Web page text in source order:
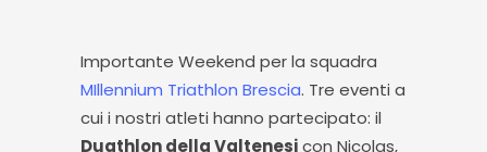
Importante Weekend per la squadra
MIllennium Triathlon Brescia. Tre eventi a
cui i nostri atleti hanno partecipato: il
Duathlon della Valtenesicon Nicolas,